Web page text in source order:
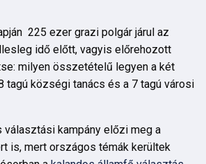
225 ezer grazi polgár járul az
idő előtt, vagyis előrehozott
milyen összetételű legyen a két
községi tanács és a 7 tagú városi
kampány előzi meg a
is, mert országos témák kerültek